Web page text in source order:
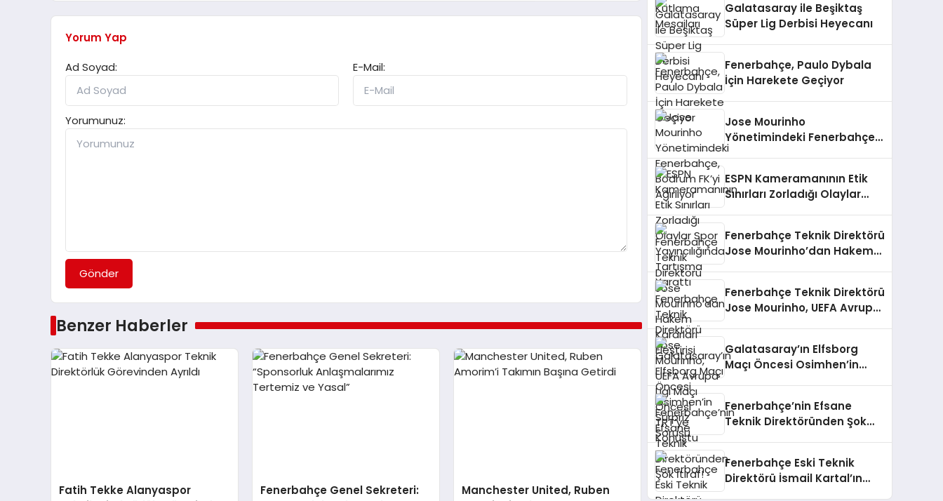
Yorum Yap
Ad Soyad:
E-Mail:
Yorumunuz:
Gönder
Benzer Haberler
Fatih Tekke Alanyaspor
Fenerbahçe Genel Sekreteri:
Manchester United, Ruben
Galatasaray ile Beşiktaş
Süper Lig Derbisi Heyecanı
Fenerbahçe, Paulo Dybala
İçin Harekete Geçiyor
Jose Mourinho
Yönetimindeki Fenerbahçe,
Bodrum FK’yi Ağırlıyor
ESPN Kameramanının Etik
Sınırları Zorladığı Olaylar
Fenerbahçe Teknik Direktörü
Jose Mourinho’dan Hakem
Fenerbahçe Teknik Direktörü
Jose Mourinho, UEFA Avrupa
Galatasaray’ın Elfsborg
Maçı Öncesi Osimhen’in
Fenerbahçe’nin Efsane
Teknik Direktöründen Şok
Fenerbahçe Eski Teknik
Direktörü İsmail Kartal’ın